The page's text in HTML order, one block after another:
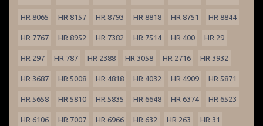
HR 8065 HR 8157 HR 8793 HR 8818 HR 8751 HR 8844
HR 7767 HR 8952 HR 7382 HR 7514 HR 400 HR 29
HR 297 HR 787 HR 2388 HR 3058 HR 2716 HR 3932
HR 3687 HR 5008 HR 4818 HR 4032 HR 4909 HR 5871
HR 5658 HR 5810 HR 5835 HR 6648 HR 6374 HR 6523
HR 6106 HR 7007 HR 6966 HR 632 HR 263 HR 31